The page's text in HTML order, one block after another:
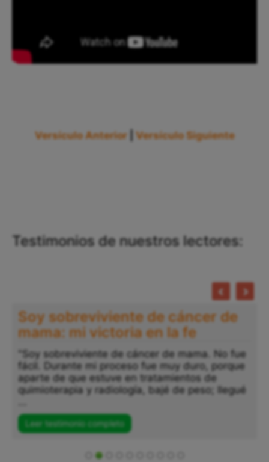
Versículo Anterior Versículo Siguiente
Testimonios de nuestros lectores:
Soy sobreviviente de cáncer de
mama: mi victoria en la fe
"Soy sobreviviente de cáncer de mama. No fue
fácil. Durante mi proceso fue muy duro, porque
aparte de que estuve en tratamientos de
quimioterapia y radiología, bajé de peso; llegué
Leer testimonio completo